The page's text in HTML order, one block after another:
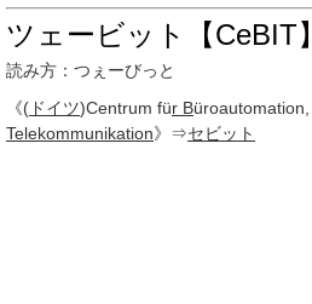
ツェービット【CeBIT】
読み方：つぇーびっと
《( ドイツ)Centrum für Büroautomation,
Telekommunikation》⇒セビット